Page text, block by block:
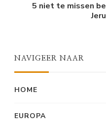
5 niet te missen
NAVIGEER NAAR
HOME
EUROPA